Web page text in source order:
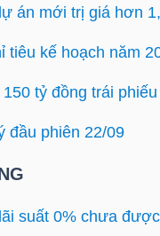
án mới trị giá hơn
tiêu kế hoạch năm
tỷ đồng trái phiếu
đầu phiên 22/09
suất 0% chưa